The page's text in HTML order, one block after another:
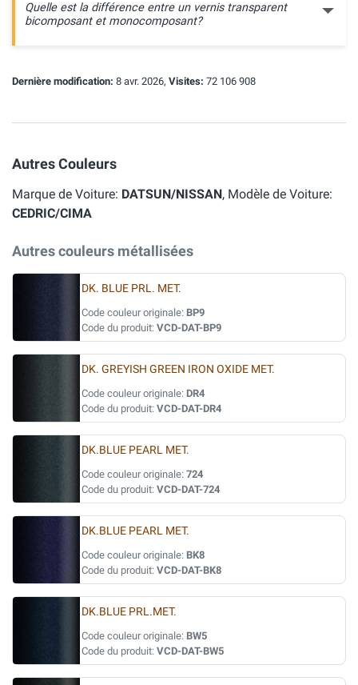
Quelle est la différence entre un vernis transparent
bicomposant et monocomposant?
Dernière modification: 8 avr. 2026, Visites: 72 106 908
Autres Couleurs
Marque de Voiture: DATSUN/NISSAN, Modèle de Voiture:
CEDRIC/CIMA
Autres couleurs métallisées
DK. BLUE PRL. MET.
Code couleur originale: BP9
Code du produit: VCD-DAT-BP9
DK. GREYISH GREEN IRON OXIDE MET.
Code couleur originale: DR4
Code du produit: VCD-DAT-DR4
DK.BLUE PEARL MET.
Code couleur originale: 724
Code du produit: VCD-DAT-724
DK.BLUE PEARL MET.
Code couleur originale: BK8
Code du produit: VCD-DAT-BK8
DK.BLUE PRL.MET.
Code couleur originale: BW5
Code du produit: VCD-DAT-BW5